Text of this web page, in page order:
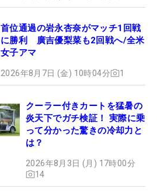
首位通過の岩永杏奈がマッチ1回戦
に勝利 廣吉優梨菜も2回戦へ/全米
女子アマ
2026年8月7日 (金) 10時04分 1
クーラー付きカートを猛暑の
炎天下でガチ検証！ 実際に乗
って分かった驚きの冷却力と
は？
2026年8月3日 (月) 17時00分
14